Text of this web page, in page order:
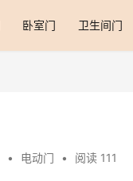
卧室门 卫生间门
• 电动门 • 阅读 111